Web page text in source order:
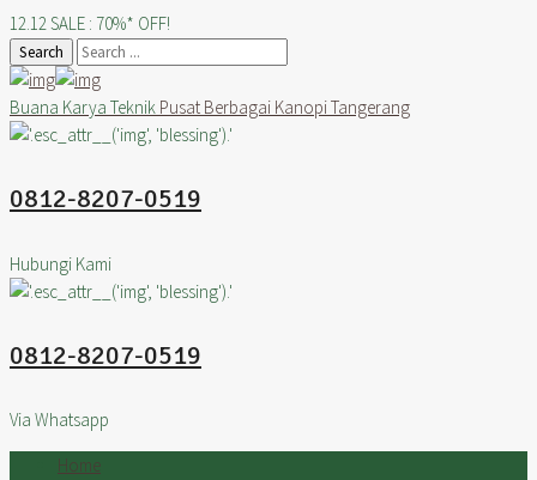
12.12 SALE : 70%* OFF!
Search
Buana Karya Teknik Pusat Berbagai Kanopi Tangerang
0812-8207-0519
Hubungi Kami
0812-8207-0519
Via Whatsapp
Home